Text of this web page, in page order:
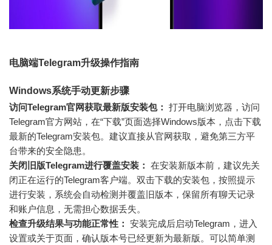
电脑端Telegram升级操作指南
Windows系统手动更新步骤
访问Telegram官网获取最新版安装包： 打开电脑浏览器，访问
Telegram官方网站，在“下载”页面选择Windows版本，点击下载
最新的Telegram安装包。建议直接从官网获取，避免第三方平
台带来的安全隐患。
关闭旧版Telegram进行覆盖安装： 在安装新版本前，建议先关
闭正在运行的Telegram客户端。双击下载的安装包，按照提示
进行安装，系统会自动检测并覆盖旧版本，保留所有聊天记录
和账户信息，无需担心数据丢失。
检查升级结果与功能正常性： 安装完成后启动Telegram，进入
设置或关于页面，确认版本号已经更新为最新版。可以简单测